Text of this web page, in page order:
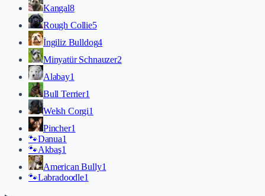
Kangal8
Rough Collie5
İngiliz Bulldog4
Minyatür Schnauzer2
Alabay1
Bull Terrier1
Welsh Corgi1
Pincher1
🐾Danua1
🐾Akbaş1
American Bully1
🐾Labradoodle1